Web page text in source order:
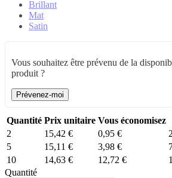
Brillant
Mat
Satin
Vous souhaitez être prévenu de la
produit ?
Prévenez-moi
Quantité Prix unitaire Vous économisez
2
15,42 € 0,95 €
5
15,11 € 3,98 €
10
14,63 € 12,72 €
Quantité